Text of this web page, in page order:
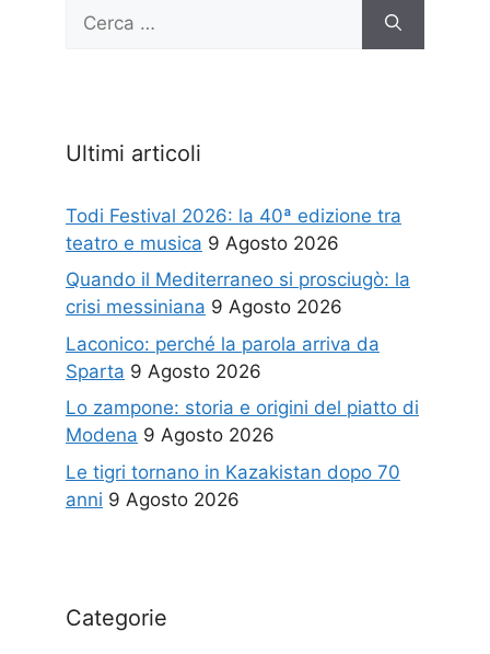
per:
Ultimi articoli
Todi Festival 2026: la 40ª edizione tra
teatro e musica 9 Agosto 2026
Quando il Mediterraneo si prosciugò: la
crisi messiniana 9 Agosto 2026
Laconico: perché la parola arriva da
Sparta 9 Agosto 2026
Lo zampone: storia e origini del piatto di
Modena 9 Agosto 2026
Le tigri tornano in Kazakistan dopo 70
anni 9 Agosto 2026
Categorie